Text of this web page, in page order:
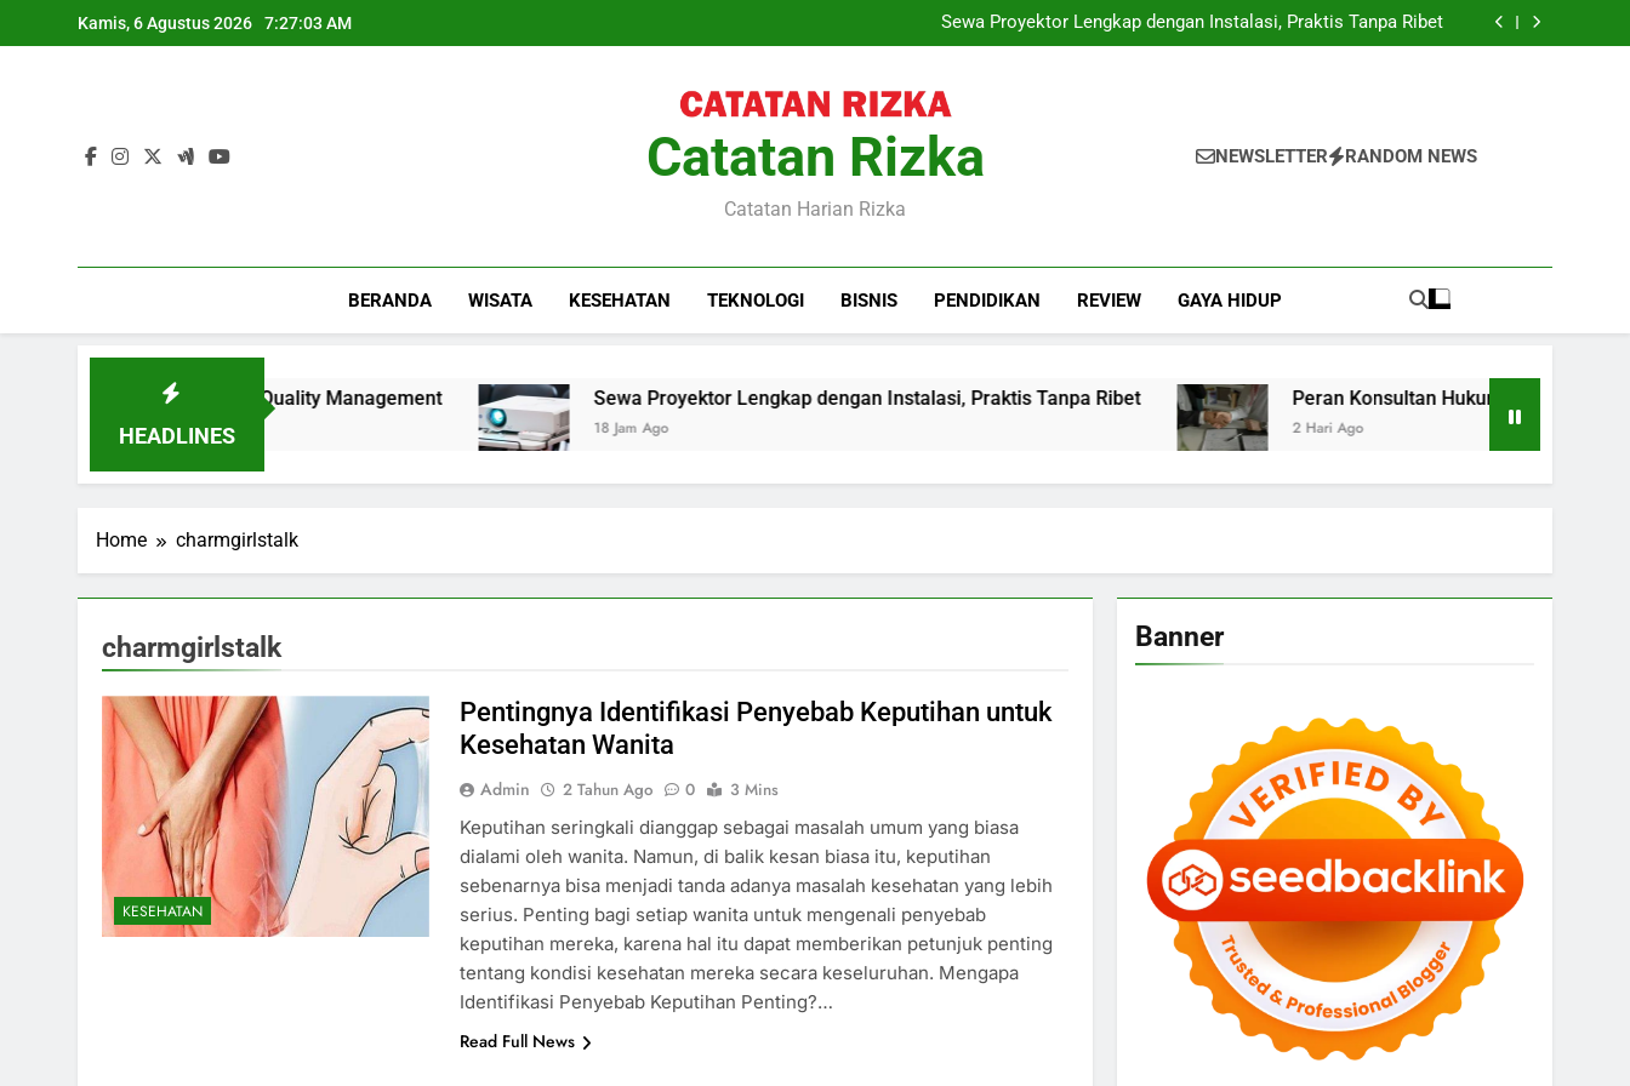
to
Kamis, 6 Agustus 2026 7:27:03 AM
Quality Management
Sewa Proyektor Lengkap dengan Instalasi, Praktis Tanpa Ribet
Peran Konsultan Hukum Ketenagakerjaan di Indonesia dalam Mendukung
Training Project Quality Management: Langkah Awal Mewujudkan Total
Sewa Proyektor Lengkap dengan Instalasi, Praktis Tanpa Ribet
Peran Konsultan Hukum Ketenagakerjaan di Indonesia dalam Mendukung
Kepatuhan dan Keberlanjutan Bisnis
Krishand Payroll: Solusi Pengelolaan Gaji yang Lebih Cepat dan Akurat
Catatan Rizka
Catatan Harian Rizka
NEWSLETTER RANDOM NEWS
BERANDA WISATA KESEHATAN TEKNOLOGI BISNIS PENDIDIKAN REVIEW GAYA HIDUP
HEADLINES
Mewujudkan Total Quality Management Sewa Proyektor Lengkap dengan Instalasi, Praktis Tanpa Ribet
18 Jam Ago
Peran Konsultan Hukum
2 Hari Ago
Home charmgirlstalk
charmgirlstalk
KESEHATAN
Pentingnya Identifikasi Penyebab Keputihan untuk
Kesehatan Wanita
Admin 2 Tahun Ago 0
3 Mins
Keputihan seringkali dianggap sebagai masalah umum yang biasa
dialami oleh wanita. Namun, di balik kesan biasa itu, keputihan
sebenarnya bisa menjadi tanda adanya masalah kesehatan yang lebih
serius. Penting bagi setiap wanita untuk mengenali penyebab
keputihan mereka, karena hal itu dapat memberikan petunjuk penting
tentang kondisi kesehatan mereka secara keseluruhan. Mengapa
Identifikasi Penyebab Keputihan Penting?…
Read Full News
Banner